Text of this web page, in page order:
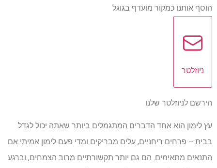
הוסף אותנו כמקור מועדף בגוגל
ניוזלטר
הירשם לניוזלטר שלנו
עץ לימון הוא אחד הדברים המתגמלים ביותר שאתה יכול לגדל
בבית – פרחים ריחניים, עלים מבריקים ומדי פעם לימון אמיתי אם
התנאים מתאימים. הם גם יותר תקשורתיים מרוב הצמחים, וברגע